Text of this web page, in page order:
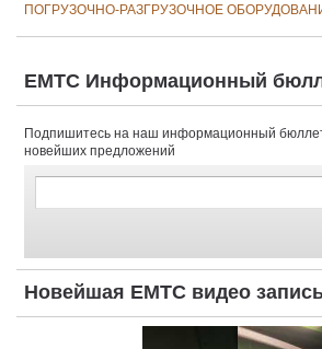
ПОГРУЗОЧНО-РАЗГРУЗОЧНОЕ
EMTC Информационный
Подпишитесь на наш информационный
новейших предложений
Новейшая EMTC видео